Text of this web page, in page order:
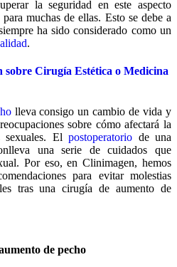
la seguridad en este aspecto
muchas de ellas. Esto se debe a
ha sido considerado como un
.
Cirugía Estética o Medicina
lleva consigo un cambio de vida y
sobre cómo afectará la
sexuales. El postoperatorio de una
una serie de cuidados que
Por eso, en Clinimagen, hemos
para evitar molestias
tras una cirugía de aumento de
de pecho